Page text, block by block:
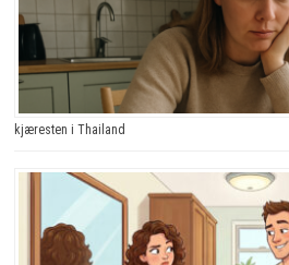
kjæresten i Thailand